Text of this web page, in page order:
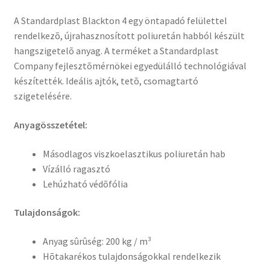
A Standardplast Blackton 4 egy öntapadó felülettel
rendelkezõ, újrahasznosított poliuretán habból készült
hangszigetelõ anyag. A terméket a Standardplast
Company fejlesztõmérnökei egyedülálló technológiával
készítették. Ideális ajtók, tetõ, csomagtartó
szigetelésére.
Anyagösszetétel:
Másodlagos viszkoelasztikus poliuretán hab
Vízálló ragasztó
Lehúzható védõfólia
Tulajdonságok:
Anyag sûrûség: 200 kg / m³
Hõtakarékos tulajdonságokkal rendelkezik